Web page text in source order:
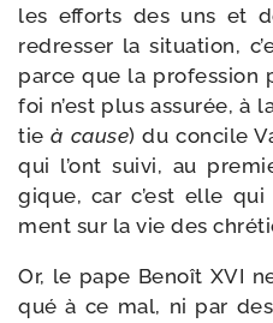
les efforts des uns et
redres­ser la situa­tion,
parce que la
foi n’est plus assu­rée, à
tieà cause) du concile
qui l’ont sui­vi, au
gique, car c’est elle
ment sur la vie des
Or, le pape Benoît XVI
qué à ce mal, ni par